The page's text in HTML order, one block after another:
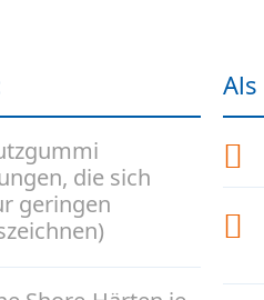
die sich
geringen
Als